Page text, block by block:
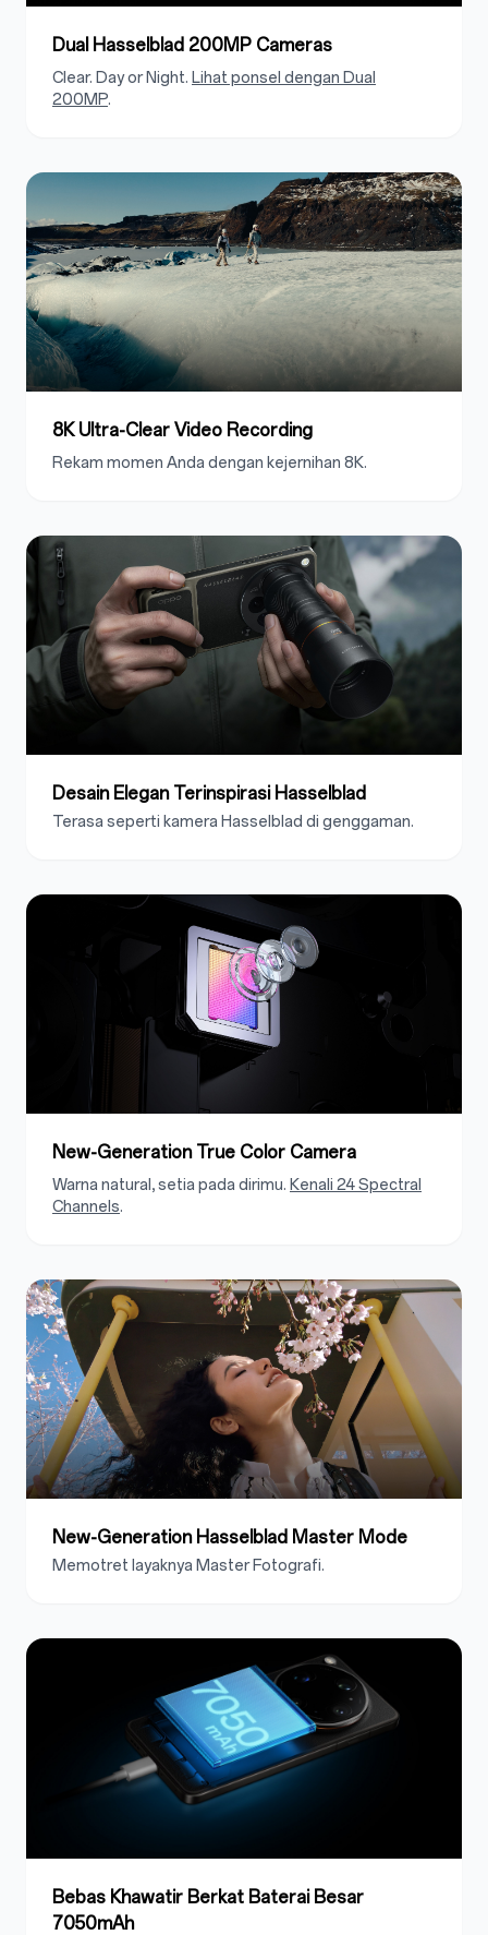
Dual Hasselblad 200MP Cameras
Clear. Day or Night. Lihat ponsel dengan Dual
200MP.
8K Ultra-Clear Video Recording
Rekam momen Anda dengan kejernihan 8K.
Desain Elegan Terinspirasi Hasselblad
Terasa seperti kamera Hasselblad di genggaman.
New-Generation True Color Camera
Warna natural, setia pada dirimu. Kenali 24 Spectral
Channels.
New-Generation Hasselblad Master Mode
Memotret layaknya Master Fotografi.
Bebas Khawatir Berkat Baterai Besar
7050mAh